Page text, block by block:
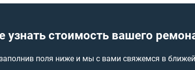
узнать стоимость вашего
заполнив поля ниже и мы с вами свяжемся в